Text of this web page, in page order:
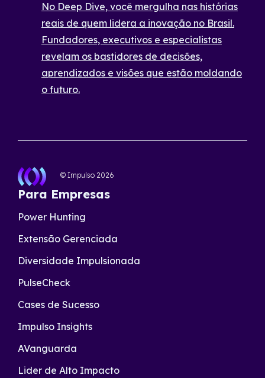
No Deep Dive, você mergulha nas histórias
reais de quem lidera a inovação no Brasil.
Fundadores, executivos e especialistas
revelam os bastidores de decisões,
aprendizados e visões que estão moldando
o futuro.
© Impulso 2026
Para Empresas
Power Hunting
Extensão Gerenciada
Diversidade Impulsionada
PulseCheck
Cases de Sucesso
Impulso Insights
AVanguarda
Lider de Alto Impacto